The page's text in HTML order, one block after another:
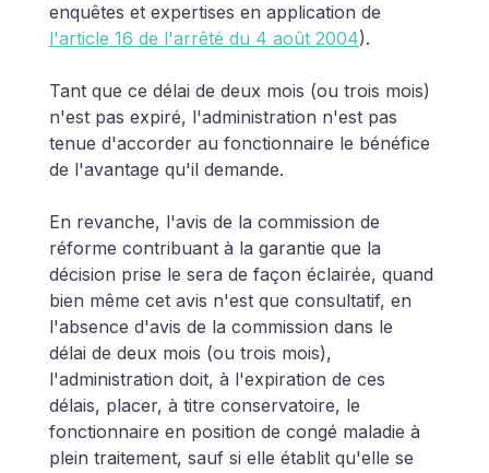
enquêtes et expertises en application de
l'article 16 de l'arrêté du 4 août 2004).
Tant que ce délai de deux mois (ou trois mois)
n'est pas expiré, l'administration n'est pas
tenue d'accorder au fonctionnaire le bénéfice
de l'avantage qu'il demande.
En revanche, l'avis de la commission de
réforme contribuant à la garantie que la
décision prise le sera de façon éclairée, quand
bien même cet avis n'est que consultatif, en
l'absence d'avis de la commission dans le
délai de deux mois (ou trois mois),
l'administration doit, à l'expiration de ces
délais, placer, à titre conservatoire, le
fonctionnaire en position de congé maladie à
plein traitement, sauf si elle établit qu'elle se